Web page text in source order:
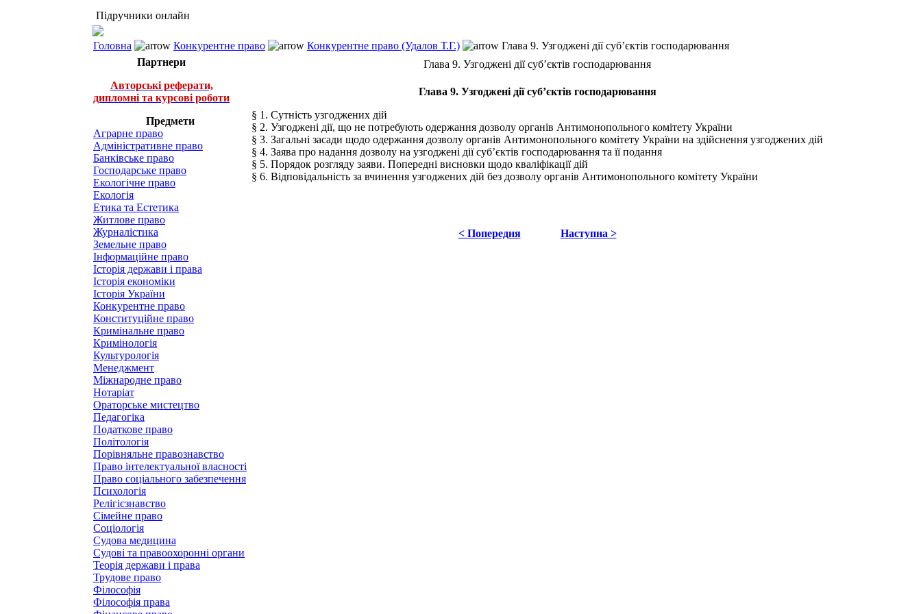
Підручники онлайн
Головна Конкурентне право Конкурентне право (Удалов Т.Г.)
Глава 9. Узгоджені дії суб’єктів господарювання
Партнери
Авторські реферати,
дипломні та курсові роботи
Предмети
Аграрне право
Адміністративне право
Банківське право
Господарське право
Екологічне право
Екологія
Етика та Естетика
Житлове право
Журналістика
Земельне право
Інформаційне право
Історія держави і права
Історія економіки
Історія України
Конкурентне право
Конституційне право
Кримінальне право
Кримінологія
Культурологія
Менеджмент
Міжнародне право
Нотаріат
Ораторське мистецтво
Педагогіка
Податкове право
Політологія
Порівняльне правознавство
Право інтелектуальної власності
Право соціального забезпечення
Психологія
Релігієзнавство
Сімейне право
Соціологія
Судова медицина
Судові та правоохоронні органи
Теорія держави і права
Трудове право
Філософія
Філософія права
Глава 9. Узгоджені дії суб’єктів господарювання
Глава 9. Узгоджені дії суб’єктів господарювання
§ 1. Сутність узгоджених дій
§ 2. Узгоджені дії, що не потребують одержання дозволу органів Антимонопольного комітету України
§ 3. Загальні засади щодо одержання дозволу органів Антимонопольного комітету України на здійснення узгоджених дій
§ 4. Заява про надання дозволу на узгоджені дії суб’єктів господарювання та її подання
§ 5. Порядок розгляду заяви. Попередні висновки щодо кваліфікації дій
§ 6. Відповідальність за вчинення узгоджених дій без дозволу органів Антимонопольного комітету України
< Попередня Наступна >